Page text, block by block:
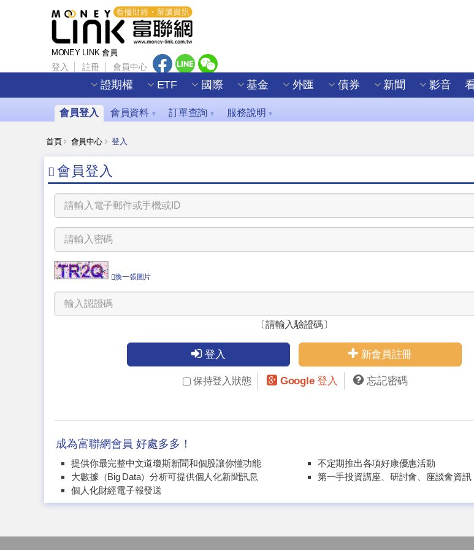
MONEY LINK 會員
登入 註冊 會員中心
證期權 ETF 國際 基金 外匯 債券 新聞 影音
會員登入 會員資料 ▼ 訂單查詢 ▼ 服務說明 ▼
首頁 會員中心 登入
會員登入
換一張圖片
〔請輸入驗證碼〕
登入 新會員註冊
保持登入狀態 Google 登入 忘記密碼
成為富聯網會員 好處多多！
提供你最完整中文道瓊斯新聞和個股讓你懂功能
大數據（Big Data）分析可提供個人化新聞訊息
個人化財經電子報發送
不定期推出各項好康優惠活動
第一手投資講座、研討會、座談會資訊